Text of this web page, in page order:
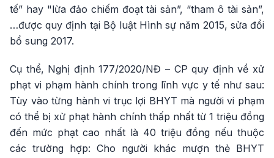
tế” hay "lừa đảo chiếm đoạt tài sản”, “tham ô tài sản”,
…được quy định tại Bộ luật Hình sự năm 2015, sửa đổi
bổ sung 2017.
Cụ thể, Nghị định 177/2020/NĐ – CP quy định về xử
phạt vi phạm hành chính trong lĩnh vực y tế như sau:
Tùy vào từng hành vi trục lợi BHYT mà người vi phạm
có thể bị xử phạt hành chính thấp nhất từ 1 triệu đồng
đến mức phạt cao nhất là 40 triệu đồng nếu thuộc
các trường hợp: Cho người khác mượn thẻ BHYT